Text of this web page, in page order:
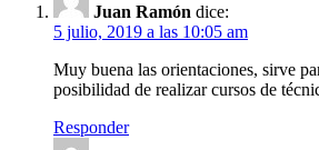
Juan Ramón dice:
5 julio, 2019 a las 10:05 am
Muy buena las orientaciones, sirve
posibilidad de realizar cursos de
Responder